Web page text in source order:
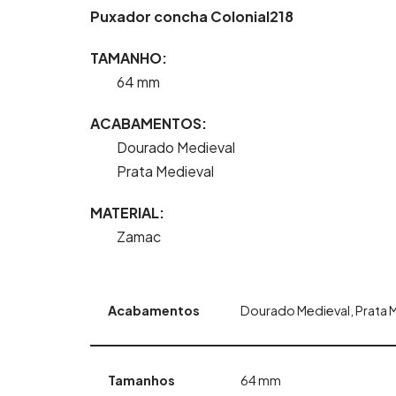
Puxador concha Colonial218
TAMANHO:
64 mm
ACABAMENTOS:
Dourado Medieval
Prata Medieval
MATERIAL:
Zamac
Acabamentos Dourado Medieval, Prata
Tamanhos 64 mm